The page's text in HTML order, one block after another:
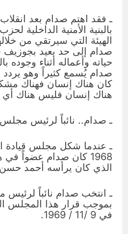
بالبنية الأمنية الداخلية
الهيئة التي سيرتقي من
صدام إلى حد بعيد بجوزيف
حياته وأعماله أثناء وجوده
صدام يُسمع كثيراً وهو يردد
كان هناك إنسان فهناك
هناك إنسان فليس هناك
ـ صدام.. نائباً لرئيس مجلس
1968 كان صدام عضواً
الذي كان يرأسه أحمد حسن
ـ انتخب صدام نائباً لرئيس
في 9 /11 / 1969.